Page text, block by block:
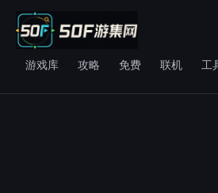
游戏库 攻略 免费 联机 工